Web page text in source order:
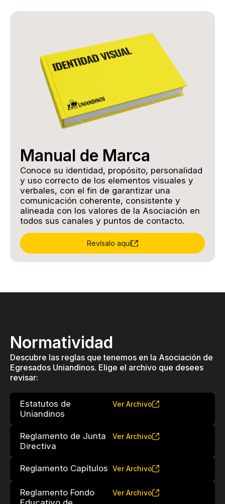
Manual de Marca
Conoce su identidad, propósito, personalidad
y uso correcto de los elementos visuales y
verbales, con el fin de garantizar una
comunicación coherente, consistente y
alineada con los valores de la Asociación en
todos sus canales y puntos de contacto.
Revísalo aquí
Normatividad
Descubre las reglas que tenemos en la Asociación de
Egresados Uniandinos. Elige el archivo que desees
revisar:
Estatutos de
Uniandinos
Ver Archivo
Reglamento de Junta
Directiva
Ver Archivo
Reglamento Capítulos Ver Archivo
Reglamento Fondo
Ver Archivo